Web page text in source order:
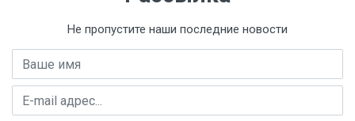
Не пропустите наши последние новости